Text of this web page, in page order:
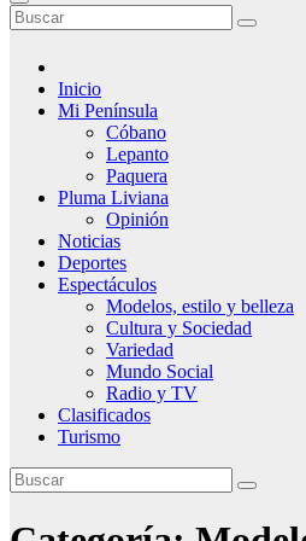
Inicio
Mi Península
Cóbano
Lepanto
Paquera
Pluma Liviana
Opinión
Noticias
Deportes
Espectáculos
Modelos, estilo y belleza
Cultura y Sociedad
Variedad
Mundo Social
Radio y TV
Clasificados
Turismo